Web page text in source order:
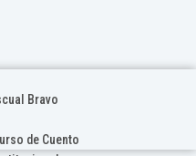
Bravo
de Cuento